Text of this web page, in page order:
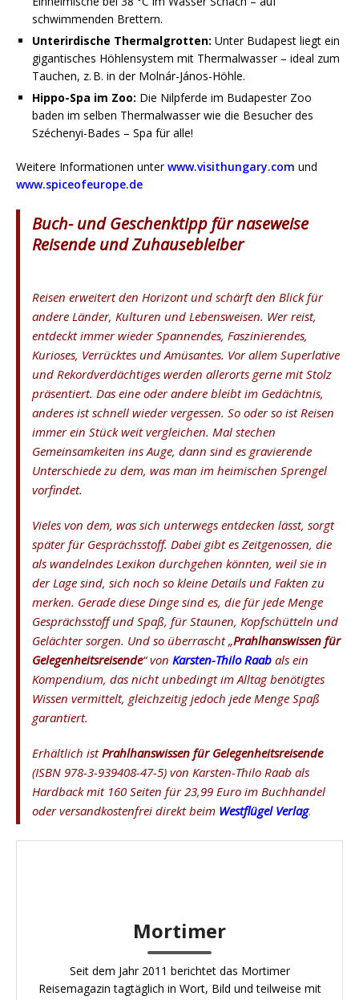
schwimmenden Brettern.
Unterirdische Thermalgrotten: Unter Budapest liegt ein
gigantisches Höhlensystem mit Thermalwasser – ideal zum
Tauchen, z. B. in der Molnár-János-Höhle.
Hippo-Spa im Zoo: Die Nilpferde im Budapester Zoo
baden im selben Thermalwasser wie die Besucher des
Széchenyi-Bades – Spa für alle!
Weitere Informationen unterwww.visithungary.com und
www.spiceofeurope.de
Buch- und Geschenktipp für naseweise
Reisende und Zuhausebleiber
Reisen erweitert den Horizont und schärft den Blick für
andere Länder, Kulturen und Lebensweisen. Wer reist,
entdeckt immer wieder Spannendes, Faszinierendes,
Kurioses, Verrücktes und Amüsantes. Vor allem Superlative
und Rekordverdächtiges werden allerorts gerne mit Stolz
präsentiert. Das eine oder andere bleibt im Gedächtnis,
anderes ist schnell wieder vergessen. So oder so ist Reisen
immer ein Stück weit vergleichen. Mal stechen
Gemeinsamkeiten ins Auge, dann sind es gravierende
Unterschiede zu dem, was man im heimischen Sprengel
vorfindet.
Vieles von dem, was sich unterwegs entdecken lässt, sorgt
später für Gesprächsstoff. Dabei gibt es Zeitgenossen, die
als wandelndes Lexikon durchgehen könnten, weil sie in
der Lage sind, sich noch so kleine Details und Fakten zu
merken. Gerade diese Dinge sind es, die für jede Menge
Gesprächsstoff und Spaß, für Staunen, Kopfschütteln und
Gelächter sorgen. Und so überrascht „Prahlhanswissen für
Gelegenheitsreisende“ von Karsten-Thilo Raab als ein
Kompendium, das nicht unbedingt im Alltag benötigtes
Wissen vermittelt, gleichzeitig jedoch jede Menge Spaß
garantiert.
Erhältlich istPrahlhanswissen für Gelegenheitsreisende
(ISBN 978-3-939408-47-5) von Karsten-Thilo Raab als
Hardback mit 160 Seiten für 23,99 Euro im Buchhandel
oder versandkostenfrei direkt beim Westflügel Verlag.
Mortimer
Seit dem Jahr 2011 berichtet das Mortimer
Reisemagazin tagtäglich in Wort, Bild und teilweise mit